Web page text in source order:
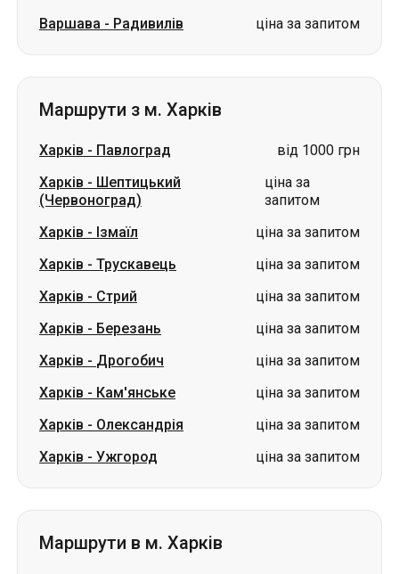
Варшава - Радивилів ціна за запитом
Маршрути з м. Харків
Харків - Павлоград
від 1000 грн
Харків - Шептицький
(Червоноград)
ціна за
запитом
Харків - Ізмаїл
ціна за запитом
Харків - Трускавець
ціна за запитом
Харків - Стрий
ціна за запитом
Харків - Березань
ціна за запитом
Харків - Дрогобич
ціна за запитом
Харків - Кам'янське
ціна за запитом
Харків - Олександрія
ціна за запитом
Харків - Ужгород ціна за запитом
Маршрути в м. Харків